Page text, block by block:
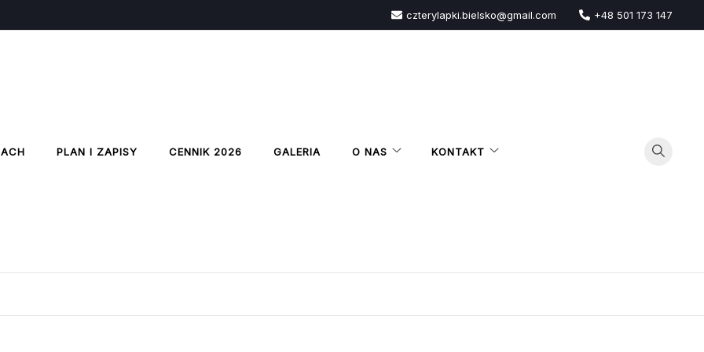
czterylapki.bielsko@gmail.com +48 501 173 147
PLAN I ZAPISY CENNIK 2026 GALERIA O NAS KONTAKT